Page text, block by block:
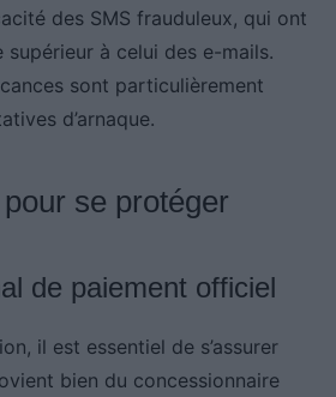
des SMS frauduleux, qui ont
supérieur à celui des e-mails.
sont particulièrement
d’arnaque.
se protéger
de paiement officiel
il est essentiel de s’assurer
bien du concessionnaire